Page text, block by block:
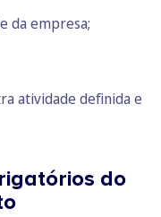
da empresa;
atividade definida e
do